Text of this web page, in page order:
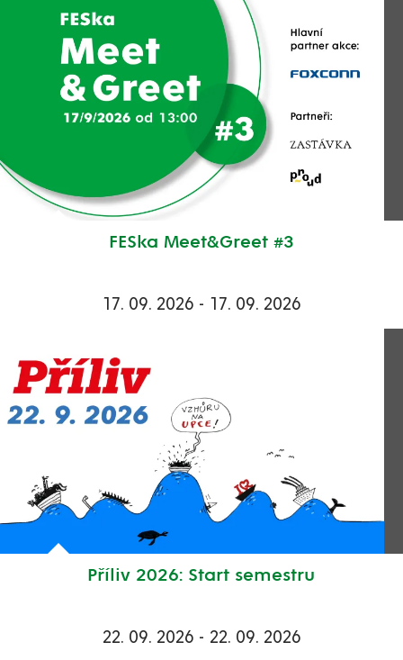
FESka Meet&Greet #3
17. 09. 2026 - 17. 09. 2026
Příliv 2026: Start semestru
22. 09. 2026 - 22. 09. 2026